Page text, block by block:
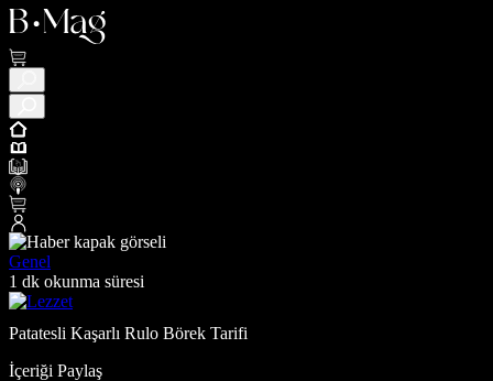
Genel
1 dk okunma süresi
Patatesli Kaşarlı Rulo Börek Tarifi
İçeriği Paylaş